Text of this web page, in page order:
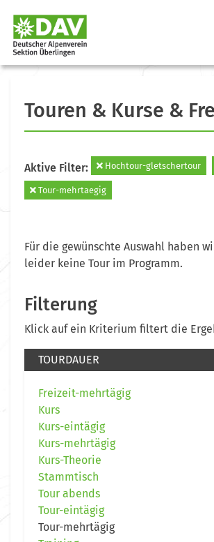
Touren & Kurse &
Aktive Filter: Hochtour-gletschertour
Tour-mehrtaegig
Für die gewünschte Auswahl haben
leider keine Tour im Programm.
Filterung
Klick auf ein Kriterium filtert die
TOURDAUER
Freizeit-mehrtägig
Kurs
Kurs-eintägig
Kurs-mehrtägig
Kurs-Theorie
Stammtisch
Tour abends
Tour-eintägig
Tour-mehrtägig